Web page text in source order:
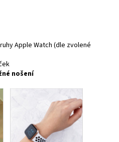
Apple Watch (dle zvolené
nošení